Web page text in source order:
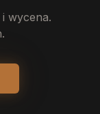
wycena.